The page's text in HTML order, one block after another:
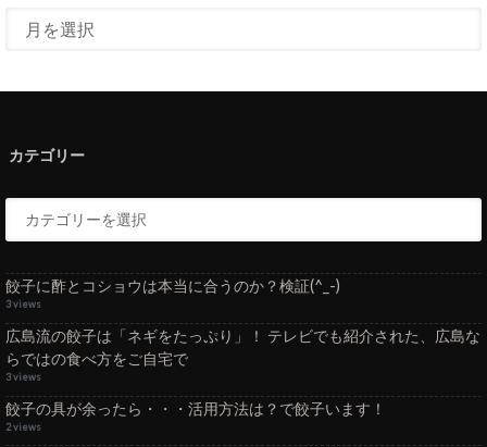
カテゴリー
餃子に酢とコショウは本当に合うのか？検証(^_-)
3 views
広島流の餃子は「ネギをたっぷり」！ テレビでも紹介された、広島な
らではの食べ方をご自宅で
3 views
餃子の具が余ったら・・・活用方法は？で餃子います！
2 views